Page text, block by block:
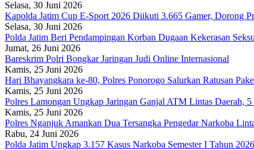
Selasa, 30 Juni 2026
Kapolda Jatim Cup E-Sport 2026 Diikuti 3.665 Gamer, Dorong
Selasa, 30 Juni 2026
Polda Jatim Beri Pendampingan Korban Dugaan Kekerasan
Jumat, 26 Juni 2026
Bareskrim Polri Bongkar Jaringan Judi Online Internasional
Kamis, 25 Juni 2026
Hari Bhayangkara ke-80, Polres Ponorogo Salurkan Ratusan
Kamis, 25 Juni 2026
Polres Lamongan Ungkap Jaringan Ganjal ATM Lintas Daerah,
Kamis, 25 Juni 2026
Polres Nganjuk Amankan Dua Tersangka Pengedar Narkoba
Rabu, 24 Juni 2026
Polda Jatim Ungkap 3.157 Kasus Narkoba Semester I Tahun